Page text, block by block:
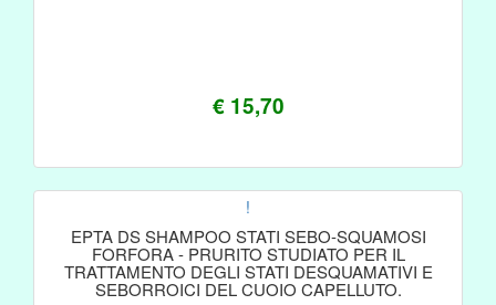
€ 15,70
!
EPTA DS SHAMPOO STATI SEBO-SQUAMOSI
FORFORA - PRURITO STUDIATO PER IL
TRATTAMENTO DEGLI STATI DESQUAMATIVI E
SEBORROICI DEL CUOIO CAPELLUTO.